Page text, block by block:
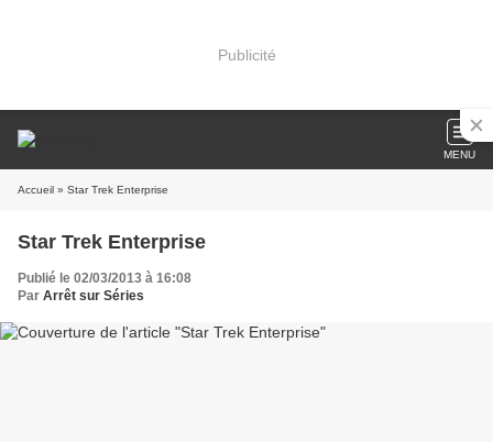
Publicité
MENU
Accueil » Star Trek Enterprise
Star Trek Enterprise
Publié le 02/03/2013 à 16:08
Par Arrêt sur Séries